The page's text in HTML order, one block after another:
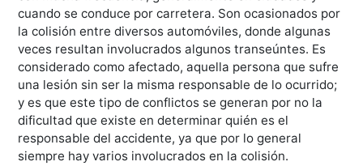
cuando se conduce por carretera. Son ocasionados por
la colisión entre diversos automóviles, donde algunas
veces resultan involucrados algunos transeúntes. Es
considerado como afectado, aquella persona que sufre
una lesión sin ser la misma responsable de lo ocurrido;
y es que este tipo de conflictos se generan por no la
dificultad que existe en determinar quién es el
responsable del accidente, ya que por lo general
siempre hay varios involucrados en la colisión.